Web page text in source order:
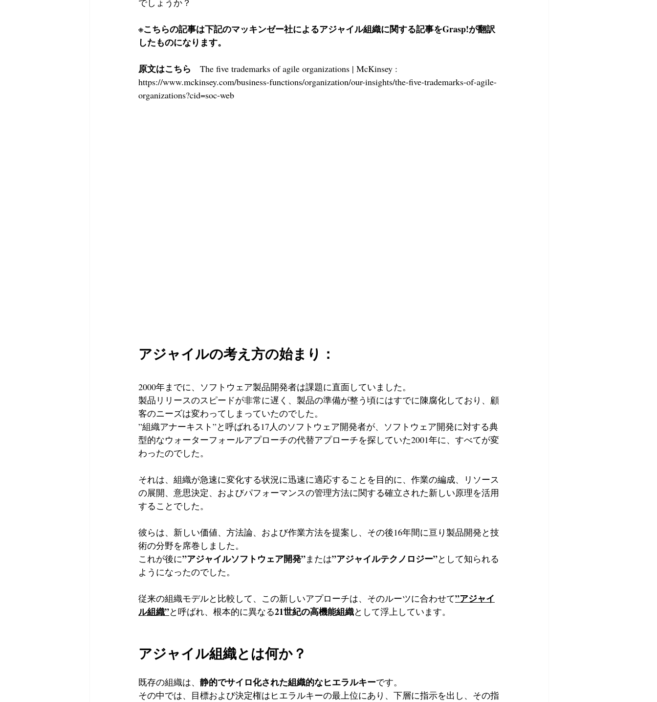
でしょうか？
※こちらの記事は下記のマッキンゼー社によるアジャイル組織に関する記事をGrasp!が翻訳
したものになります。
原文はこちら The five trademarks of agile organizations | McKinsey :
https://www.mckinsey.com/business-functions/organization/our-insights/the-five-trademarks-of-agile-
organizations?cid=soc-web
アジャイルの考え方の始まり：
2000年までに、ソフトウェア製品開発者は課題に直面していました。
製品リリースのスピードが非常に遅く、製品の準備が整う頃にはすでに陳腐化しており、顧
客のニーズは変わってしまっていたのでした。
”組織アナーキスト”と呼ばれる17人のソフトウェア開発者が、ソフトウェア開発に対する典
型的なウォーターフォールアプローチの代替アプローチを探していた2001年に、すべてが変
わったのでした。
それは、組織が急速に変化する状況に迅速に適応することを目的に、作業の編成、リソース
の展開、意思決定、およびパフォーマンスの管理方法に関する確立された新しい原理を活用
することでした。
彼らは、新しい価値、方法論、および作業方法を提案し、その後16年間に亘り製品開発と技
術の分野を席巻しました。
これが後に”アジャイルソフトウェア開発”または”アジャイルテクノロジー”として知られる
ようになったのでした。
従来の組織モデルと比較して、この新しいアプローチは、そのルーツに合わせて”アジャイ
ル組織”と呼ばれ、根本的に異なる21世紀の高機能組織として浮上しています。
アジャイル組織とは何か？
既存の組織は、 静的でサイロ化された組織的なヒエラルキーです。
その中では、目標および決定権はヒエラルキーの最上位にあり、下層に指示を出し、その指